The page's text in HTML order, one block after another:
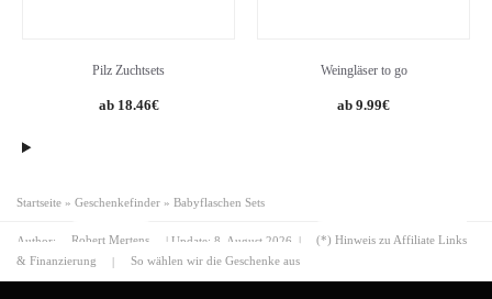
Pilz Zuchtsets
18.46€
Weingläser to go
9.99€
Startseite » Geschenkefinder » Babyflaschen Sets
Author: Robert Mertens | Update: 8. August 2026 |
(*) Hinweis zu Affiliate Links
& Finanzierung
| So wählen wir die Geschenke aus